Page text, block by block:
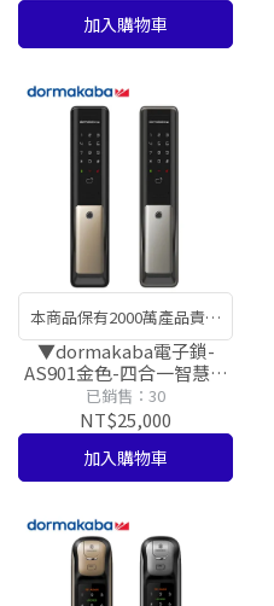
加入購物車
本商品保有2000萬產品責任
險，讓您安裝使用有保障!​
▼dormakaba電子鎖-
AS901金色-四合一智慧推
拉式電子鎖【台灣總代理
公司貨】
已銷售：30
NT$25,000
加入購物車